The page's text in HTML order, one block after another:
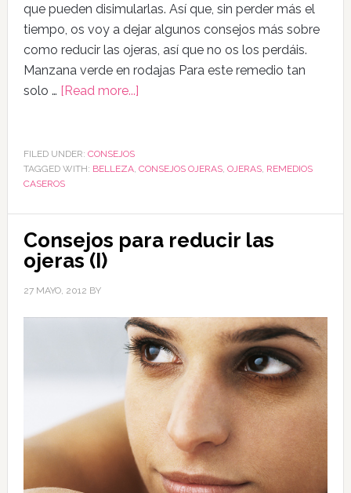
que pueden disimularlas. Así que, sin perder más el
tiempo, os voy a dejar algunos consejos más sobre
como reducir las ojeras, así que no os los perdáis.
Manzana verde en rodajas Para este remedio tan
solo … [Read more...]
FILED UNDER: CONSEJOS
TAGGED WITH: BELLEZA, CONSEJOS OJERAS, OJERAS, REMEDIOS
CASEROS
Consejos para reducir las
ojeras (I)
27 MAYO, 2012 BY